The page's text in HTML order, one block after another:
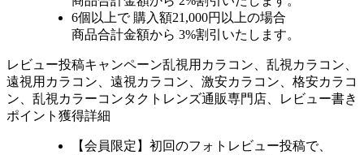
6個 以上で 購入額21,000円以上の場合
商品合計金額から 3%割引いたします。
レビュー投稿キャンペーン乱視用カラコン、乱視カラコン、
遠視用カラコン、遠視カラコン、激安カラコン、格安カラコ
ン、乱視カラーコンタクトレンズ通販専門店、レビュー書き
ポイント獲得詳細
【会員限定】初回のフォトレビュー投稿で、